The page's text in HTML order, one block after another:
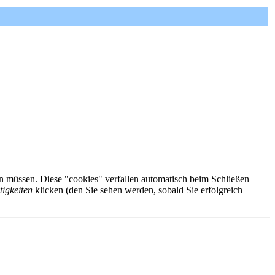
Diese "cookies" verfallen automatisch beim Schließen
klicken (den Sie sehen werden, sobald Sie erfolgreich